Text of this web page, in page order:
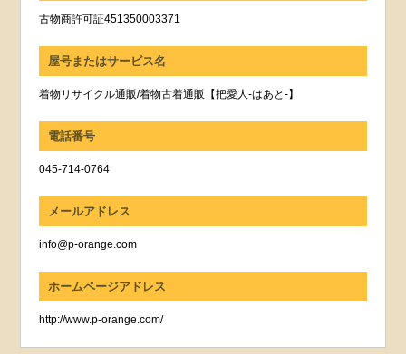
古物商許可証451350003371
屋号またはサービス名
着物リサイクル通販/着物古着通販【把愛人-はあと-】
電話番号
045-714-0764
メールアドレス
info@p-orange.com
ホームページアドレス
http://www.p-orange.com/